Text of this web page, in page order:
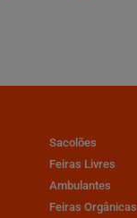
Sacolões
Feiras Livres
Ambulantes
Feiras Orgânicas